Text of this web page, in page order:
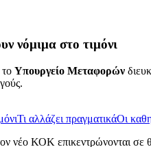
νόμιμα στο τιμόνι
Υπουργείο Μεταφορών
Τι αλλάζει πραγματικάΟι
νέο ΚΟΚ επικεντρώνονται